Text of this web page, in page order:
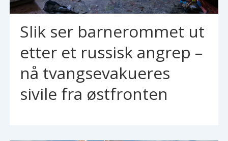
Slik ser barnerommet ut
etter et russisk angrep –
nå tvangsevakueres
sivile fra østfronten